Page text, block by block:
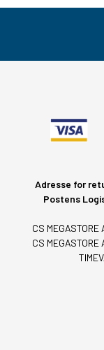
Adresse for
Postens
CS
CS